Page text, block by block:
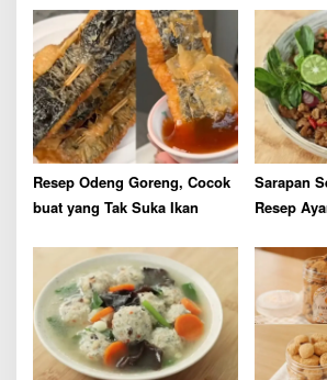
Pecah
Resep Odeng Goreng, Cocok
buat yang Tak Suka Ikan
Sarapan
Resep